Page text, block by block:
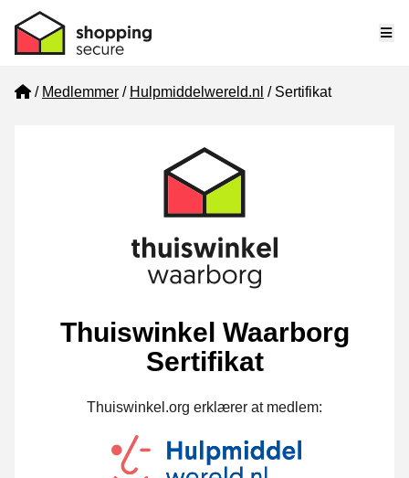
Home
Medlemmer Hulpmiddelwereld.nl Sertifikat
Thuiswinkel Waarborg
Sertifikat
Thuiswinkel.org erklærer at medlem: